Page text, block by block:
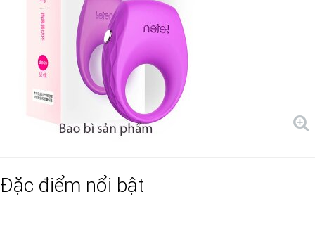
Đặc điểm nổi bật